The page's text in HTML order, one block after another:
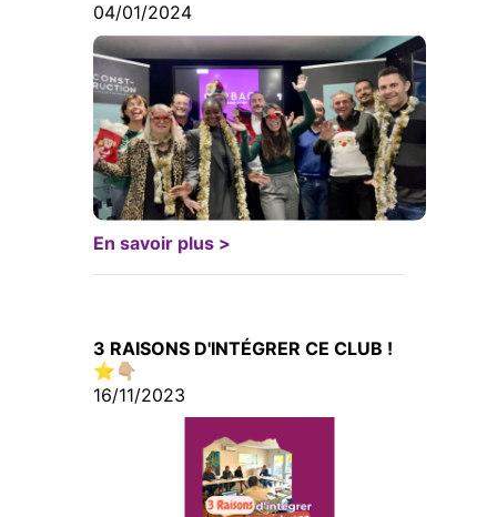
04/01/2024
En savoir plus >
3 RAISONS D'INTÉGRER CE CLUB !
⭐️👇🏼
16/11/2023